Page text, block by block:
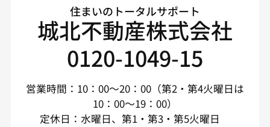
住まいのトータルサポート
城北不動産株式会社
0120-1049-15
営業時間：10：00～20：00（第2・第4火曜日は
10：00～19：00）
定休日：水曜日、第1・第3・第5火曜日